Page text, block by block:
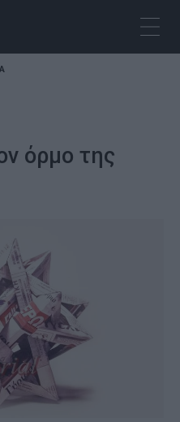
όρμο της